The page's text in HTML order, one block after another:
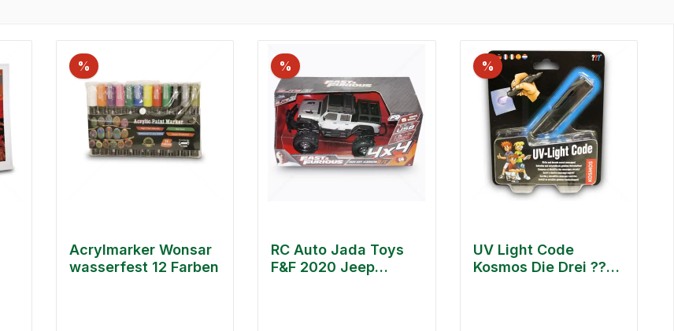
%
Acrylmarker Wonsar
wasserfest 12 Farben
%
RC Auto Jada Toys
F&F 2020 Jeep
%
UV Light Code
Kosmos Die Drei ???